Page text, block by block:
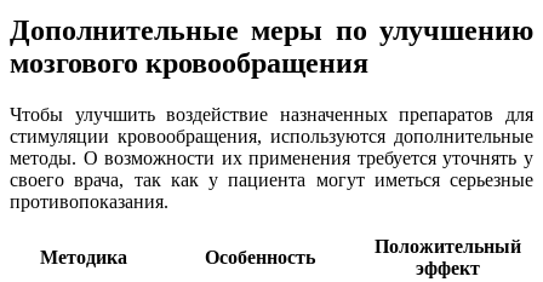
Дополнительные меры по улучшению
мозгового кровообращения
Чтобы улучшить воздействие назначенных препаратов для
стимуляции кровообращения, используются дополнительные
методы. О возможности их применения требуется уточнять у
своего врача, так как у пациента могут иметься серьезные
противопоказания.
Методика Особенность
Положительный
эффект